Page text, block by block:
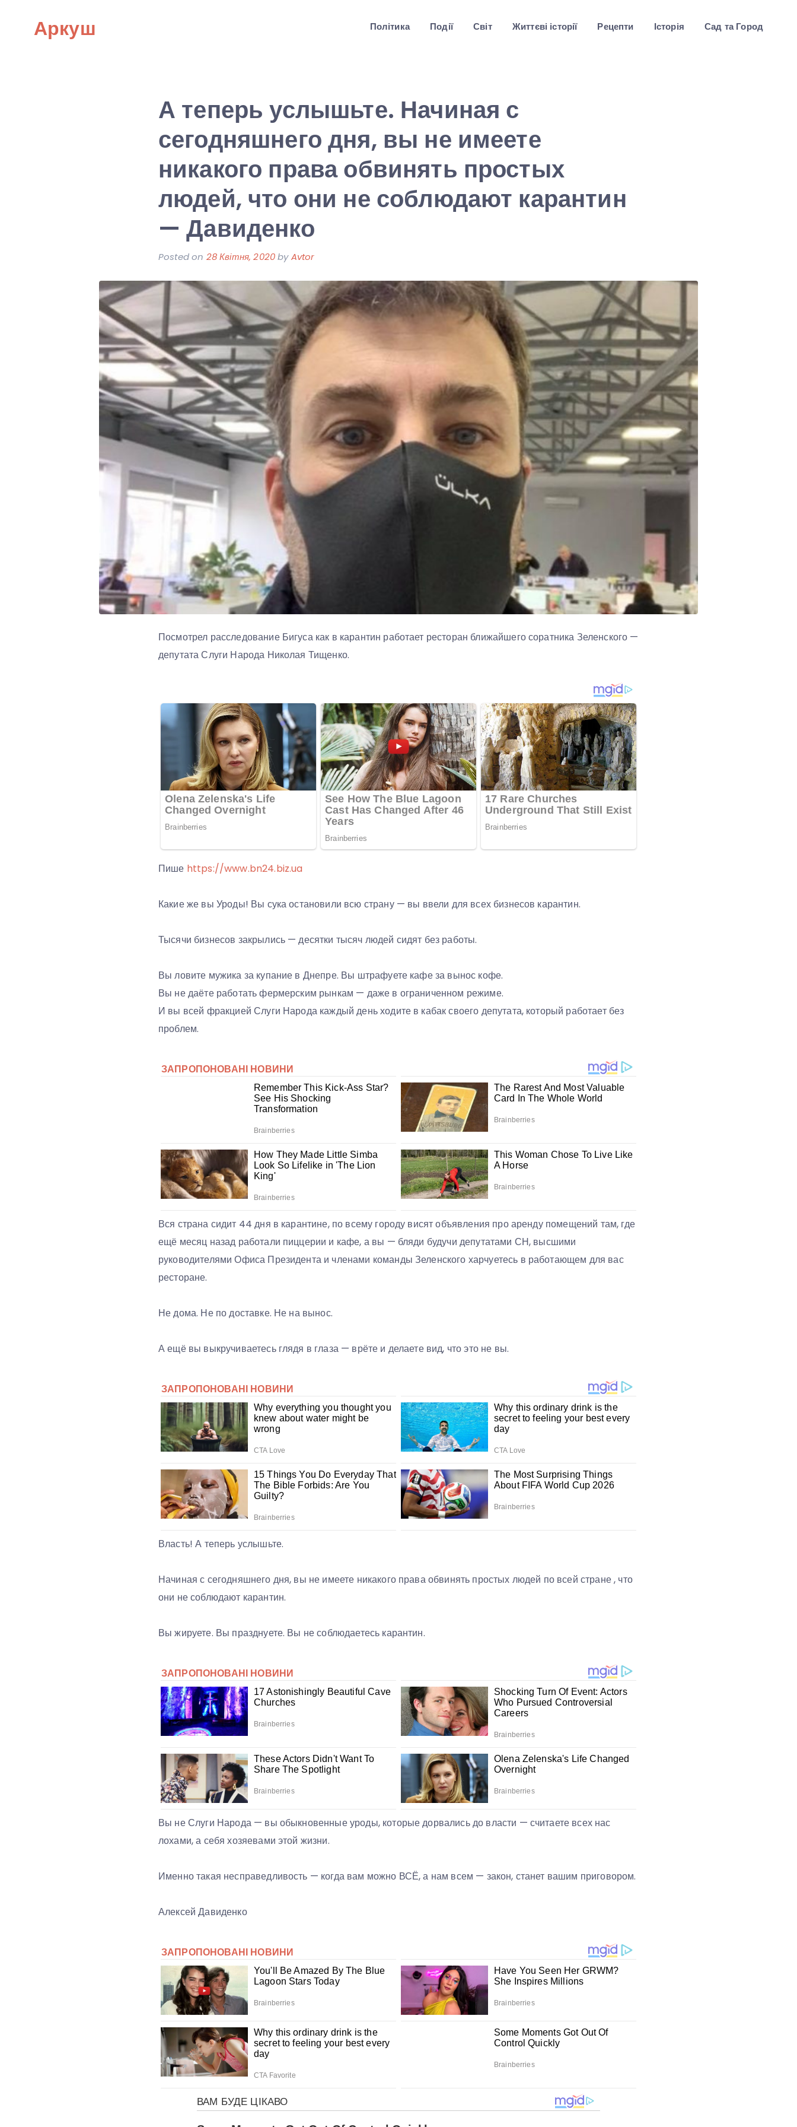
Аркуш Політика Події Світ Життєві історії Рецепти Історія Сад та Город
А теперь услышьте. Начиная с
сегодняшнего дня, вы не имеете
никакого права обвинять простых
людей, что они не соблюдают карантин
— Давиденко
Posted on 28 Квітня, 2020byAvtor
Посмотрел расследование Бигуса как в карантин работает ресторан ближайшего соратника Зеленского —
депутата Слуги Народа Николая Тищенко.
Пише https://www.bn24.biz.ua
Какие же вы Уроды! Вы сука остановили всю страну — вы ввели для всех бизнесов карантин.
Тысячи бизнесов закрылись — десятки тысяч людей сидят без работы.
Вы ловите мужика за купание в Днепре. Вы штрафуете кафе за вынос кофе.
Вы не даёте работать фермерским рынкам — даже в ограниченном режиме.
И вы всей фракцией Слуги Народа каждый день ходите в кабак своего депутата, который работает без
проблем.
Вся страна сидит 44 дня в карантине, по всему городу висят объявления про аренду помещений там, где
ещё месяц назад работали пиццерии и кафе, а вы — бляди будучи депутатами СН, высшими
руководителями Офиса Президента и членами команды Зеленского харчуетесь в работающем для вас
ресторане.
Не дома. Не по доставке. Не на вынос.
А ещё вы выкручиваетесь глядя в глаза — врёте и делаете вид, что это не вы.
Власть! А теперь услышьте.
Начиная с сегодняшнего дня, вы не имеете никакого права обвинять простых людей по всей стране , что
они не соблюдают карантин.
Вы жируете. Вы празднуете. Вы не соблюдаетесь карантин.
Вы не Слуги Народа — вы обыкновенные уроды, которые дорвались до власти — считаете всех нас
лохами, а себя хозяевами этой жизни.
Именно такая несправедливость — когда вам можно ВСЁ, а нам всем — закон, станет вашим приговором.
Алексей Давиденко